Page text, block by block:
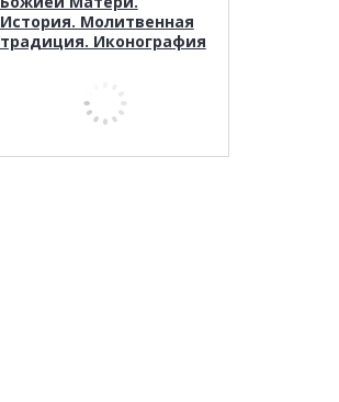
История. Молитвенная
традиция. Иконография